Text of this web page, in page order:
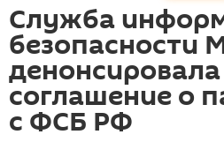
Служба
безопасности
денонсировала
соглашение о
с ФСБ РФ